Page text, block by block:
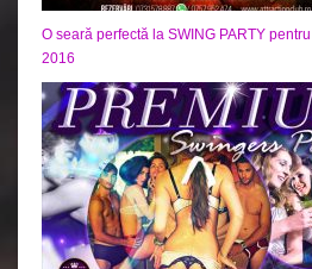
O seară perfectă la SWING PARTY
2016